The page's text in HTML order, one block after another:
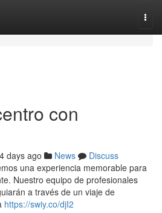
con
days ago News
Discuss
una experiencia memorable para
Nuestro equipo de profesionales
a través de un viaje de
https://swiy.co/djI2